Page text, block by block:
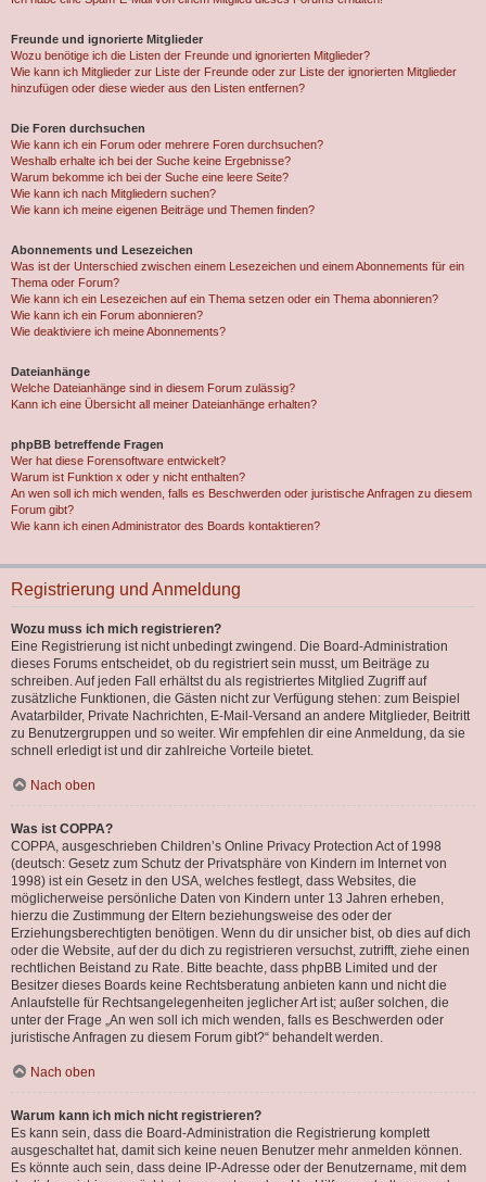
Freunde und ignorierte Mitglieder
Wozu benötige ich die Listen der Freunde und ignorierten Mitglieder?
Wie kann ich Mitglieder zur Liste der Freunde oder zur Liste der ignorierten Mitglieder
hinzufügen oder diese wieder aus den Listen entfernen?
Die Foren durchsuchen
Wie kann ich ein Forum oder mehrere Foren durchsuchen?
Weshalb erhalte ich bei der Suche keine Ergebnisse?
Warum bekomme ich bei der Suche eine leere Seite?
Wie kann ich nach Mitgliedern suchen?
Wie kann ich meine eigenen Beiträge und Themen finden?
Abonnements und Lesezeichen
Was ist der Unterschied zwischen einem Lesezeichen und einem Abonnements für ein
Thema oder Forum?
Wie kann ich ein Lesezeichen auf ein Thema setzen oder ein Thema abonnieren?
Wie kann ich ein Forum abonnieren?
Wie deaktiviere ich meine Abonnements?
Dateianhänge
Welche Dateianhänge sind in diesem Forum zulässig?
Kann ich eine Übersicht all meiner Dateianhänge erhalten?
phpBB betreffende Fragen
Wer hat diese Forensoftware entwickelt?
Warum ist Funktion x oder y nicht enthalten?
An wen soll ich mich wenden, falls es Beschwerden oder juristische Anfragen zu diesem
Forum gibt?
Wie kann ich einen Administrator des Boards kontaktieren?
Registrierung und Anmeldung
Wozu muss ich mich registrieren?
Eine Registrierung ist nicht unbedingt zwingend. Die Board-Administration
dieses Forums entscheidet, ob du registriert sein musst, um Beiträge zu
schreiben. Auf jeden Fall erhältst du als registriertes Mitglied Zugriff auf
zusätzliche Funktionen, die Gästen nicht zur Verfügung stehen: zum Beispiel
Avatarbilder, Private Nachrichten, E-Mail-Versand an andere Mitglieder, Beitritt
zu Benutzergruppen und so weiter. Wir empfehlen dir eine Anmeldung, da sie
schnell erledigt ist und dir zahlreiche Vorteile bietet.
Nach oben
Was ist COPPA?
COPPA, ausgeschrieben Children’s Online Privacy Protection Act of 1998
(deutsch: Gesetz zum Schutz der Privatsphäre von Kindern im Internet von
1998) ist ein Gesetz in den USA, welches festlegt, dass Websites, die
möglicherweise persönliche Daten von Kindern unter 13 Jahren erheben,
hierzu die Zustimmung der Eltern beziehungsweise des oder der
Erziehungsberechtigten benötigen. Wenn du dir unsicher bist, ob dies auf dich
oder die Website, auf der du dich zu registrieren versuchst, zutrifft, ziehe einen
rechtlichen Beistand zu Rate. Bitte beachte, dass phpBB Limited und der
Besitzer dieses Boards keine Rechtsberatung anbieten kann und nicht die
Anlaufstelle für Rechtsangelegenheiten jeglicher Art ist; außer solchen, die
unter der Frage „An wen soll ich mich wenden, falls es Beschwerden oder
juristische Anfragen zu diesem Forum gibt?“ behandelt werden.
Nach oben
Warum kann ich mich nicht registrieren?
Es kann sein, dass die Board-Administration die Registrierung komplett
ausgeschaltet hat, damit sich keine neuen Benutzer mehr anmelden können.
Es könnte auch sein, dass deine IP-Adresse oder der Benutzername, mit dem